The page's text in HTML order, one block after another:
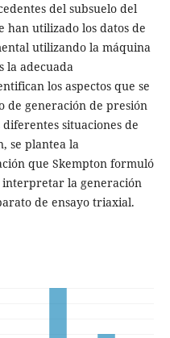
del subsuelo del
han utilizado los datos de
utilizando la máquina
la adecuada
los aspectos que se
de generación de presión
situaciones de
se plantea la
que Skempton formuló
interpretar la generación
de ensayo triaxial.